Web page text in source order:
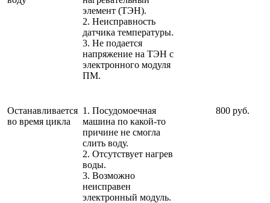
элемент (ТЭН).
2. Неисправность
датчика температуры.
3. Не подается
напряжение на ТЭН с
электронного модуля
ПМ.
Останавливается
во время цикла
1. Посудомоечная
машина по какой-то
причине не смогла
слить воду.
2. Отсутствует нагрев
воды.
3. Возможно
неисправен
электронный модуль.
800 руб.